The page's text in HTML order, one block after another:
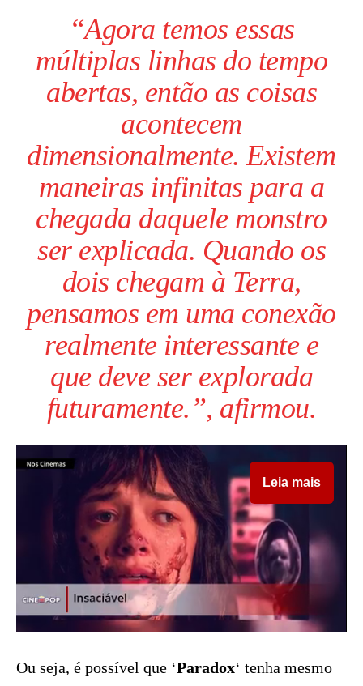
“Agora temos essas
múltiplas linhas do tempo
abertas, então as coisas
acontecem
dimensionalmente. Existem
maneiras infinitas para a
chegada daquele monstro
ser explicada. Quando os
dois chegam à Terra,
pensamos em uma conexão
realmente interessante e
que deve ser explorada
futuramente.”, afirmou.
Leia mais
Ou seja, é possível que ‘Paradox‘ tenha mesmo